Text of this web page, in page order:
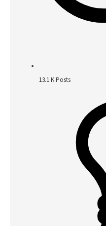
13.1 KPosts